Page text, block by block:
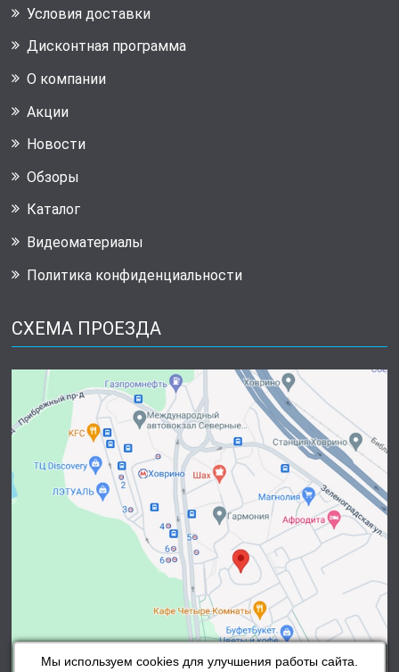
Мы используем cookies для улучшения работы сайта.
Условия доставки
Дисконтная программа
О компании
Акции
Новости
Обзоры
Каталог
Видеоматериалы
Политика конфиденциальности
СХЕМА ПРОЕЗДА